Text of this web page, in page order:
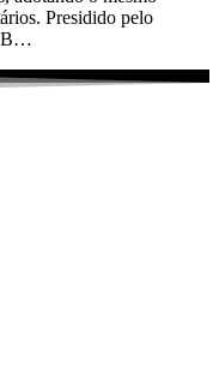
Presidido pelo